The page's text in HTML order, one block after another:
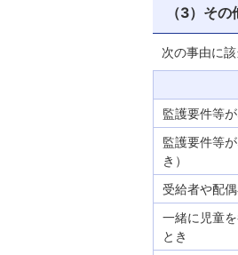
（3）そ
次の事由に
監護要件等
監護要件等
き）
受給者や配
一緒に児童
とき